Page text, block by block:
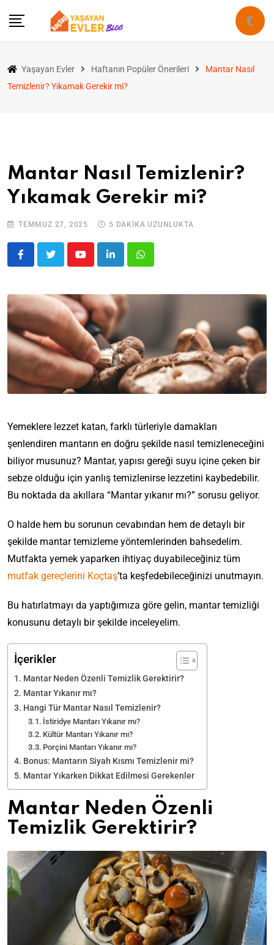
Yaşayan Evler Haftanın Popüler Önerileri
Mantar Nasıl
Temizlenir? Yıkamak Gerekir mi?
Mantar Nasıl Temizlenir?
Yıkamak Gerekir mi?
TEMMUZ 27, 2025 5 DAKIKA UZUNLUKTA
Yemeklere lezzet katan, farklı türleriyle damakları
şenlendiren mantarın en doğru şekilde nasıl temizleneceğini
biliyor musunuz? Mantar, yapısı gereği suyu içine çeken bir
sebze olduğu için yanlış temizlenirse lezzetini kaybedebilir.
Bu noktada da akıllara “Mantar yıkanır mı?” sorusu geliyor.
O halde hem bu sorunun cevabından hem de detaylı bir
şekilde mantar temizleme yöntemlerinden bahsedelim.
Mutfakta yemek yaparken ihtiyaç duyabileceğiniz tüm
mutfak gereçlerini Koçtaş’ta keşfedebileceğinizi unutmayın.
Bu hatırlatmayı da yaptığımıza göre gelin, mantar temizliği
konusunu detaylı bir şekilde inceleyelim.
İçerikler
Mantar Neden Özenli Temizlik Gerektirir?
Mantar Yıkanır mı?
Hangi Tür Mantar Nasıl Temizlenir?
İstiridye Mantarı Yıkanır mı?
Kültür Mantarı Yıkanır mı?
Porçini Mantarı Yıkanır mı?
Bonus: Mantarın Siyah Kısmı Temizlenir mi?
Mantar Yıkarken Dikkat Edilmesi Gerekenler
Mantar Neden Özenli
Temizlik Gerektirir?